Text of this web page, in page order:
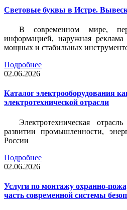
Световые буквы в Истре.
В современном мире,
информацией, наружная
мощных и стабильных
Подробнее
02.06.2026
Каталог электрооборудования
электротехнической отрасли
Электротехническая
развитии промышленности,
России
Подробнее
02.06.2026
Услуги по монтажу охранно-
часть современной системы